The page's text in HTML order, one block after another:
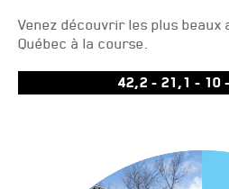
Venez découvrir les plus beaux
Québec à la course.
42,2 - 21,1 - 10